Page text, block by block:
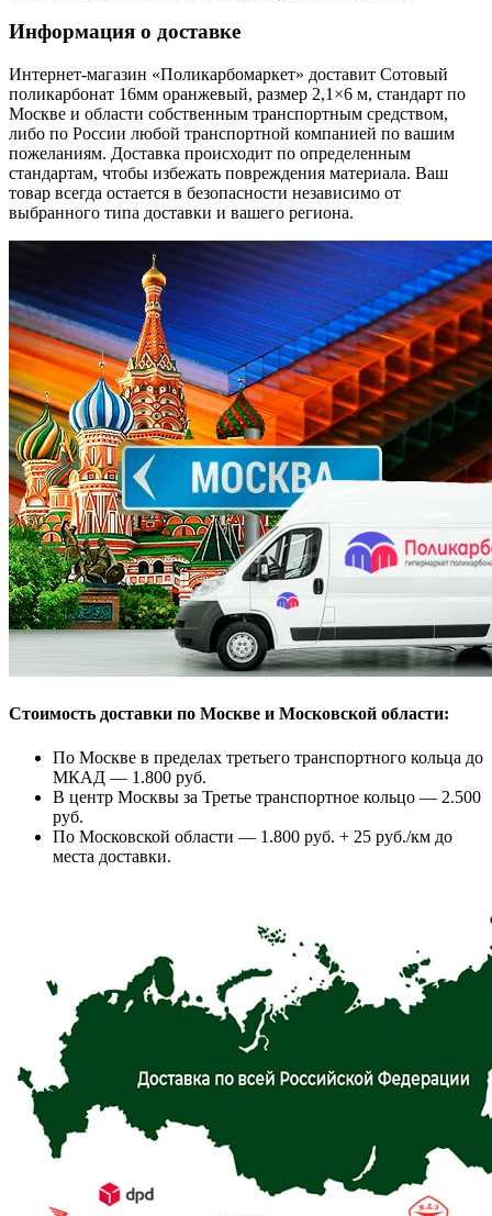
Информация о доставке
Интернет-магазин «Поликарбомаркет» доставит Сотовый
поликарбонат 16мм оранжевый, размер 2,1×6 м, стандарт по
Москве и области собственным транспортным средством,
либо по России любой транспортной компанией по вашим
пожеланиям. Доставка происходит по определенным
стандартам, чтобы избежать повреждения материала. Ваш
товар всегда остается в безопасности независимо от
выбранного типа доставки и вашего региона.
Стоимость доставки по Москве и Московской области:
По Москве в пределах третьего транспортного кольца до
МКАД — 1.800 руб.
В центр Москвы за Третье транспортное кольцо — 2.500
руб.
По Московской области — 1.800 руб. + 25 руб./км до
места доставки.